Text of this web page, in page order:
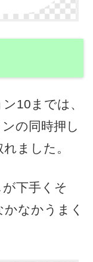
10までは、
の同時押し
ました。
下手くそ
なかうまく